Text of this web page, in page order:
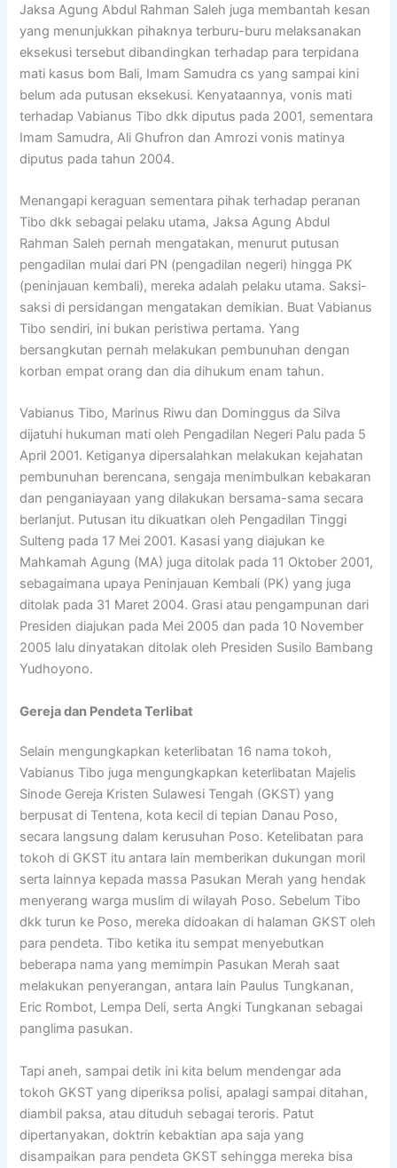
Jaksa Agung Abdul Rahman Saleh juga membantah kesan
yang menunjukkan pihaknya terburu-buru melaksanakan
eksekusi tersebut dibandingkan terhadap para terpidana
mati kasus bom Bali, Imam Samudra cs yang sampai kini
belum ada putusan eksekusi. Kenyataannya, vonis mati
terhadap Vabianus Tibo dkk diputus pada 2001, sementara
Imam Samudra, Ali Ghufron dan Amrozi vonis matinya
diputus pada tahun 2004.
Menangapi keraguan sementara pihak terhadap peranan
Tibo dkk sebagai pelaku utama, Jaksa Agung Abdul
Rahman Saleh pernah mengatakan, menurut putusan
pengadilan mulai dari PN (pengadilan negeri) hingga PK
(peninjauan kembali), mereka adalah pelaku utama. Saksi-
saksi di persidangan mengatakan demikian. Buat Vabianus
Tibo sendiri, ini bukan peristiwa pertama. Yang
bersangkutan pernah melakukan pembunuhan dengan
korban empat orang dan dia dihukum enam tahun.
Vabianus Tibo, Marinus Riwu dan Dominggus da Silva
dijatuhi hukuman mati oleh Pengadilan Negeri Palu pada 5
April 2001. Ketiganya dipersalahkan melakukan kejahatan
pembunuhan berencana, sengaja menimbulkan kebakaran
dan penganiayaan yang dilakukan bersama-sama secara
berlanjut. Putusan itu dikuatkan oleh Pengadilan Tinggi
Sulteng pada 17 Mei 2001. Kasasi yang diajukan ke
Mahkamah Agung (MA) juga ditolak pada 11 Oktober 2001,
sebagaimana upaya Peninjauan Kembali (PK) yang juga
ditolak pada 31 Maret 2004. Grasi atau pengampunan dari
Presiden diajukan pada Mei 2005 dan pada 10 November
2005 lalu dinyatakan ditolak oleh Presiden Susilo Bambang
Yudhoyono.
Gereja dan Pendeta Terlibat
Selain mengungkapkan keterlibatan 16 nama tokoh,
Vabianus Tibo juga mengungkapkan keterlibatan Majelis
Sinode Gereja Kristen Sulawesi Tengah (GKST) yang
berpusat di Tentena, kota kecil di tepian Danau Poso,
secara langsung dalam kerusuhan Poso. Ketelibatan para
tokoh di GKST itu antara lain memberikan dukungan moril
serta lainnya kepada massa Pasukan Merah yang hendak
menyerang warga muslim di wilayah Poso. Sebelum Tibo
dkk turun ke Poso, mereka didoakan di halaman GKST oleh
para pendeta. Tibo ketika itu sempat menyebutkan
beberapa nama yang memimpin Pasukan Merah saat
melakukan penyerangan, antara lain Paulus Tungkanan,
Eric Rombot, Lempa Deli, serta Angki Tungkanan sebagai
panglima pasukan.
Tapi aneh, sampai detik ini kita belum mendengar ada
tokoh GKST yang diperiksa polisi, apalagi sampai ditahan,
diambil paksa, atau dituduh sebagai teroris. Patut
dipertanyakan, doktrin kebaktian apa saja yang
disampaikan para pendeta GKST sehingga mereka bisa